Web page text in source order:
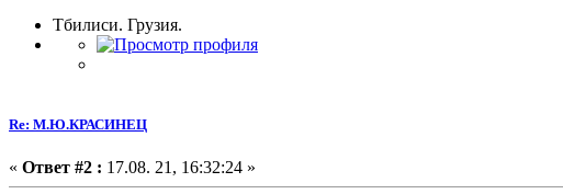
Тбилиси. Грузия.
Re: М.Ю.КРАСИНЕЦ
« Ответ #2 : 17.08. 21, 16:32:24 »